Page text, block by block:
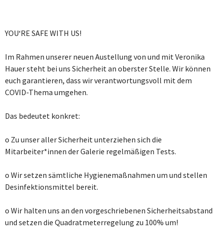
YOU‘RE SAFE WITH US!
Im Rahmen unserer neuen Austellung von und mit Veronika
Hauer steht bei uns Sicherheit an oberster Stelle. Wir können
euch garantieren, dass wir verantwortungsvoll mit dem
COVID-Thema umgehen.
Das bedeutet konkret:
o Zu unser aller Sicherheit unterziehen sich die
Mitarbeiter*innen der Galerie regelmäßigen Tests.
o Wir setzen sämtliche Hygienemaßnahmen um und stellen
Desinfektionsmittel bereit.
o Wir halten uns an den vorgeschriebenen Sicherheitsabstand
und setzen die Quadratmeterregelung zu 100% um!